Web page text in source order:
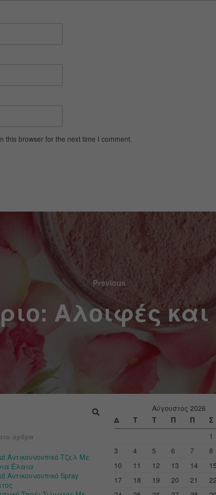
this browser for the next time I comment.
Previous
Αλοιφές
άρθρα
Αντικουνουπικό Τζελ Με
Έλαια
Αντικουνουπικό Spray
Αύγουστος 2026
Δ
Τ Τ Π Π Σ
1
3
4 5 6 7 8
10
11 12 13 14 15
17
18 19 20 21 22